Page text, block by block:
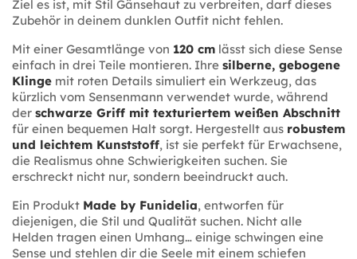
Ziel es ist, mit Stil Gänsehaut zu verbreiten, darf dieses
Zubehör in deinem dunklen Outfit nicht fehlen.
Mit einer Gesamtlänge von 120 cm lässt sich diese Sense
einfach in drei Teile montieren. Ihre silberne, gebogene
Klinge mit roten Details simuliert ein Werkzeug, das
kürzlich vom Sensenmann verwendet wurde, während
der schwarze Griff mit texturiertem weißen Abschnitt
für einen bequemen Halt sorgt. Hergestellt aus robustem
und leichtem Kunststoff, ist sie perfekt für Erwachsene,
die Realismus ohne Schwierigkeiten suchen. Sie
erschreckt nicht nur, sondern beeindruckt auch.
Ein Produkt Made by Funidelia, entworfen für
diejenigen, die Stil und Qualität suchen. Nicht alle
Helden tragen einen Umhang… einige schwingen eine
Sense und stehlen dir die Seele mit einem schiefen